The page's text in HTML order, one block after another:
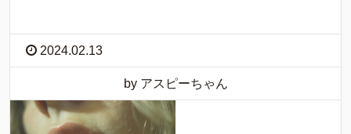
2024.02.13
by アスピーちゃん